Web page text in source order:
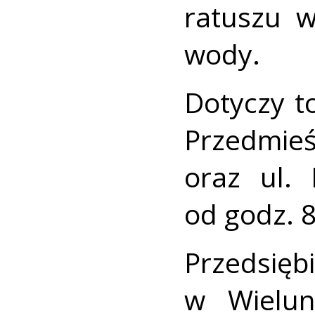
ratuszu
wody.
Dotyczy
oraz ul.
od godz.
w